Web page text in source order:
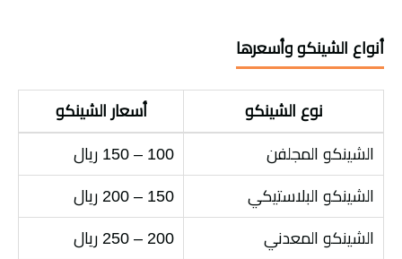
أنواع الشينكو وأسعرها
نوع الشينكو أسعار الشينكو
الشينكو المجلفن 100 – 150 ريال
الشينكو البلاستيكي 150 – 200 ريال
الشينكو المعدني 200 – 250 ريال